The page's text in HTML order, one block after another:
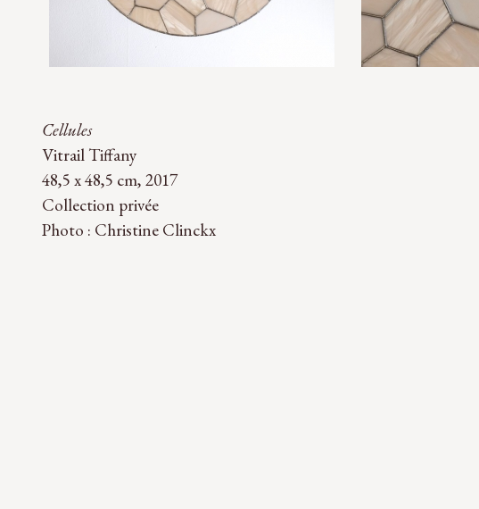
Cellules
Vitrail Tiffany
48,5 x 48,5 cm, 2017
Collection privée
Photo : Christine Clinckx